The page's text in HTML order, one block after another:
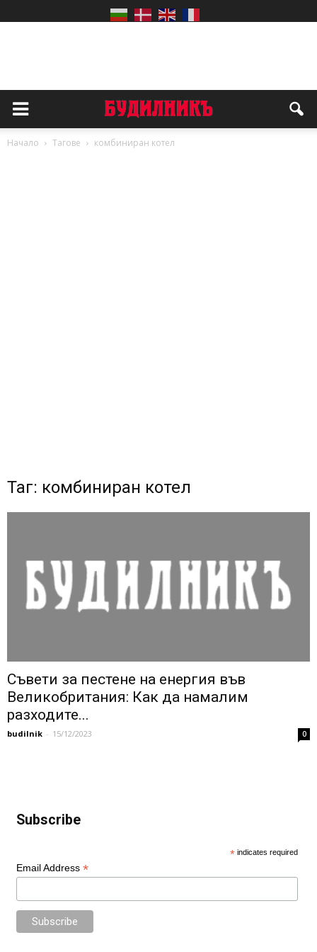
Начало Тагове комбиниран котел
Таг: комбиниран котел
Съвети за пестене на енергия във
Великобритания: Как да намалим
разходите...
budilnik - 15/12/2023 0
Subscribe
* indicates required
Email Address *